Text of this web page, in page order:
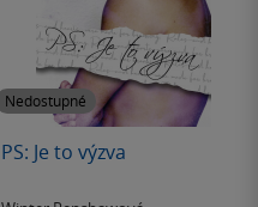
Nedostupné
PS: Je to výzva